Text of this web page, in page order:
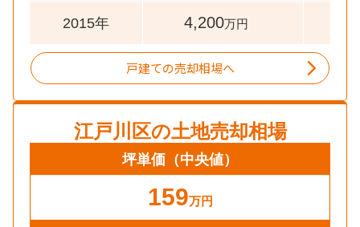
2015年 4,200万円
戸建ての売却相場へ
江戸川区の土地売却相場
坪単価 （中央値）
159万円